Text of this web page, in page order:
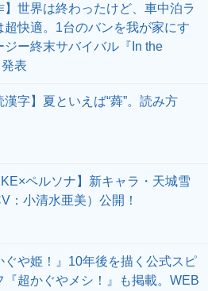
】世界は終わったけど、車中泊ラ
超快適。1台のバンを我が家にす
ジー終末サバイバル『In the
表
漢字】夏といえば“蕣”。読み方
ペルソナ】新キャラ・天城雪
：小清水亜美）公開！
ぐや姫！』10年後を描く公式スピ
『超かぐやメシ！』も掲載。WEB